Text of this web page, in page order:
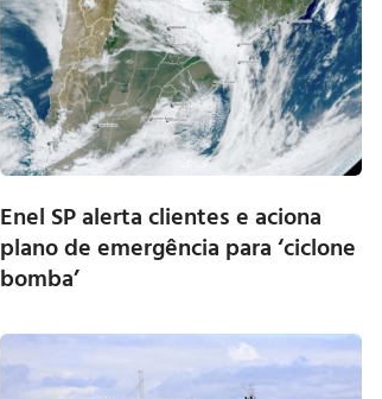
Enel SP alerta clientes e aciona
plano de emergência para ‘ciclone
bomba’